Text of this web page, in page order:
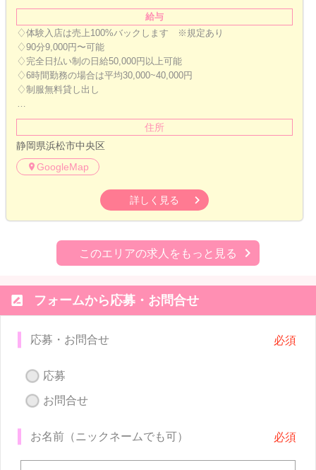
給与
♢体験入店は売上100%バックします ※規定あり
♢90分9,000円〜可能
♢完全日払い制の日給50,000円以上可能
♢6時間勤務の場合は平均30,000~40,000円
♢制服無料貸し出し
住所
静岡県浜松市中央区
GoogleMap
詳しく見る
このエリアの求人をもっと見る
 フォームから応募・お問合せ
応募・お問合せ
応募
お問合せ
お名前（ニックネームでも可）